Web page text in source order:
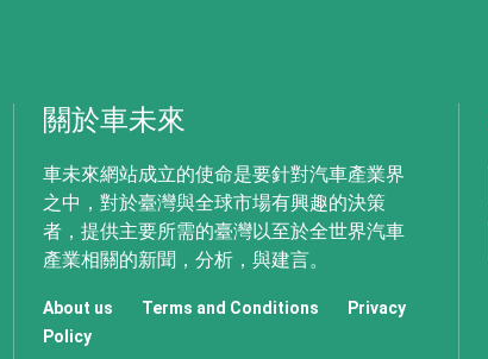
關於車未來
車未來網站成立的使命是要針對汽車產業界
之中，對於臺灣與全球市場有興趣的決策
者，提供主要所需的臺灣以至於全世界汽車
產業相關的新聞，分析，與建言。
About us Terms and Conditions
Privacy
Policy